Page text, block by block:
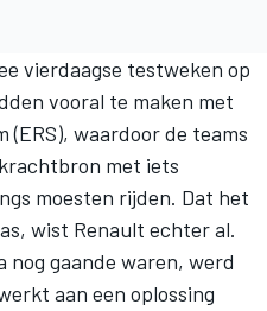
vierdaagse testweken op
vooral te maken met
(ERS), waardoor de teams
met iets
moesten rijden. Dat het
wist Renault echter al.
nog gaande waren, werd
aan een oplossing